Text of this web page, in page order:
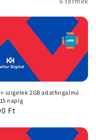
szigetek 2GB adatforgalmú
napig
Ft